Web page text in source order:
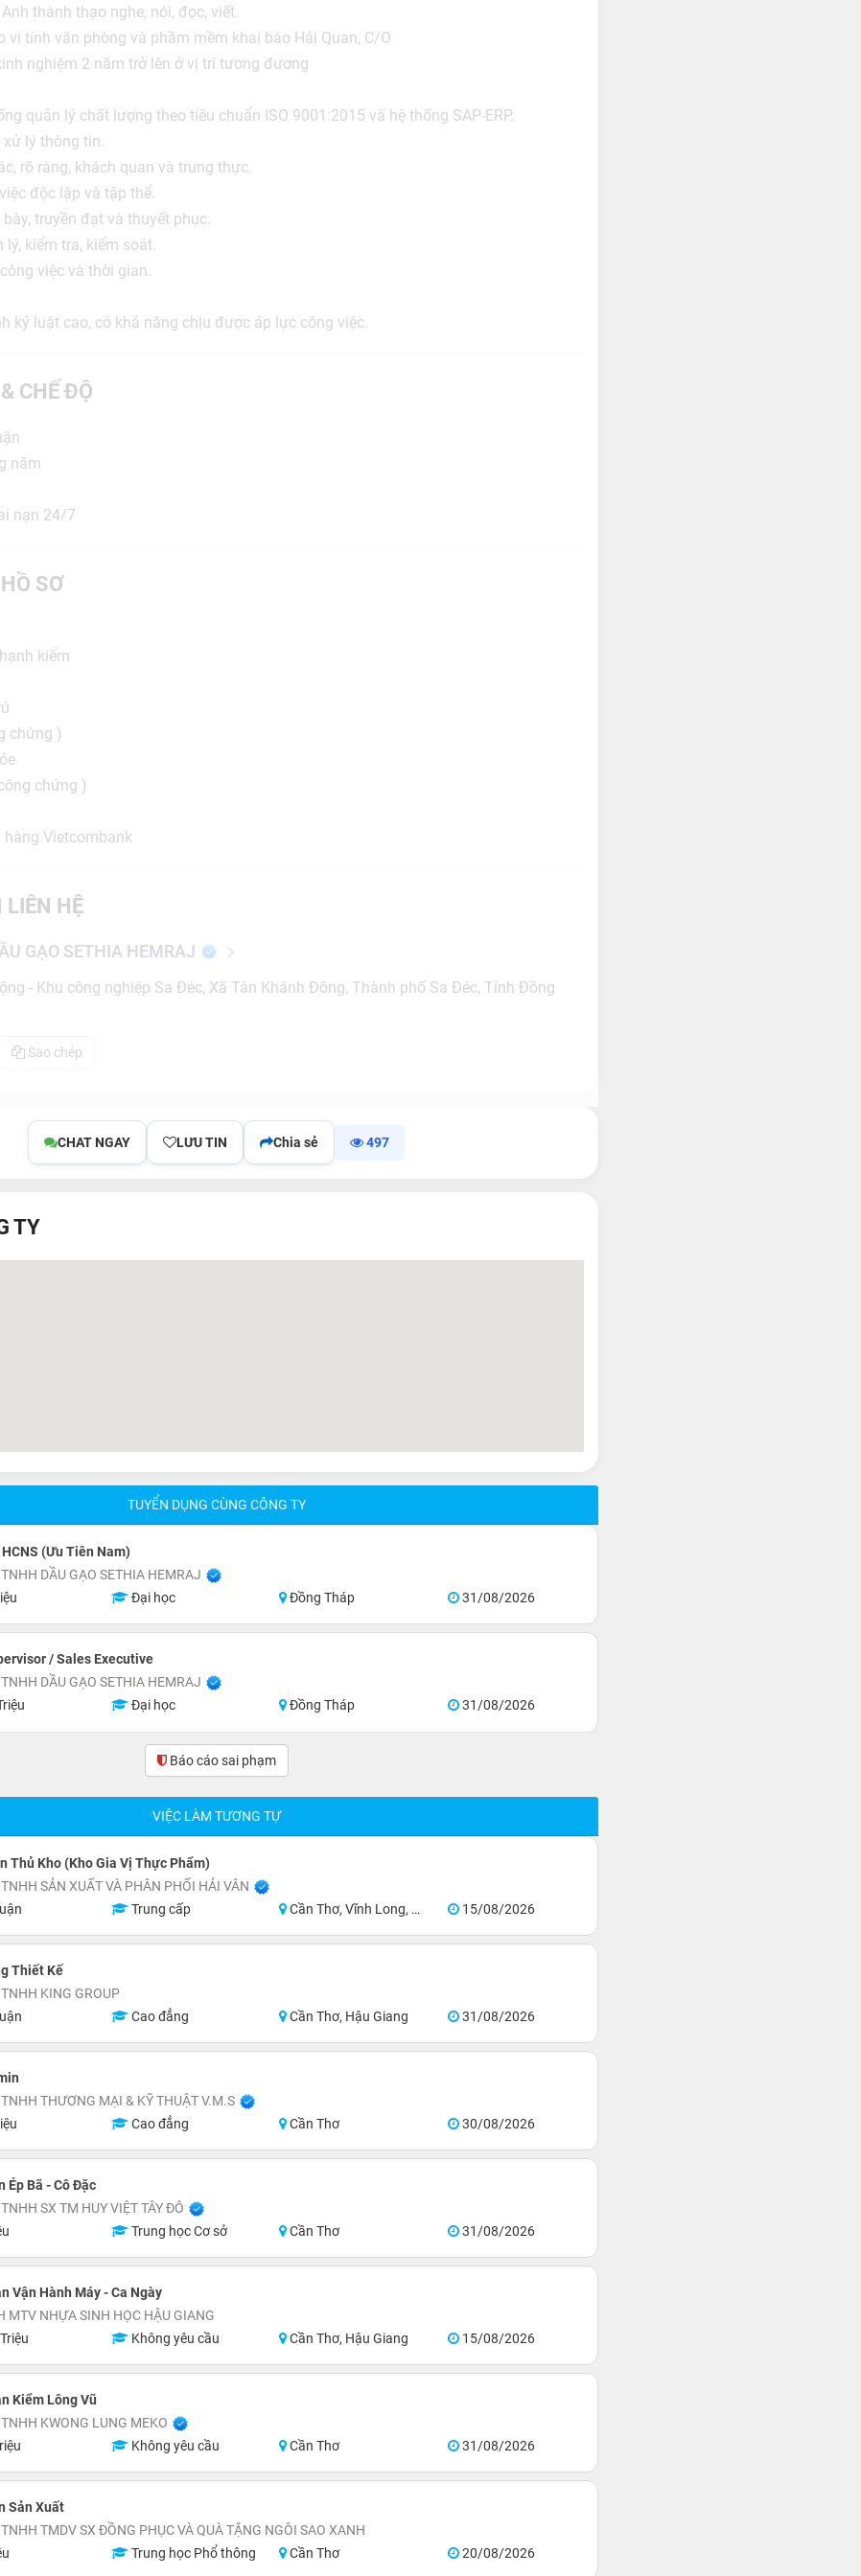
thành thạo nghe, nói, đọc, viết.
tính văn phòng và phầm mềm khai báo Hải Quan, C/O
nghiệm 2 năm trở lên ở vị trí tương đương
quản lý chất lượng theo tiêu chuẩn ISO 9001:2015 và hệ thống SAP-ERP.
lý thông tin.
rõ ràng, khách quan và trung thực.
độc lập và tập thể.
truyền đạt và thuyết phục.
kiểm tra, kiểm soát.
việc và thời gian.
kỷ luật cao, có khả năng chịu được áp lực công việc.
CHẾ ĐỘ
năm
nạn 24/7
SƠ
kiểm
chứng )
chứng )
hàng Vietcombank
LIÊN HỆ
GẠO SETHIA HEMRAJ
- Khu công nghiệp Sa Đéc, Xã Tân Khánh Đông, Thành phố Sa Đéc, Tỉnh Đồng
Sao chép
CHAT NGAY LƯU TIN Chia sẻ 497
TY
TUYỂN DỤNG CÙNG CÔNG TY
(Ưu Tiên Nam)
DẦU GẠO SETHIA HEMRAJ
Đại học Đồng Tháp 31/08/2026
/ Sales Executive
DẦU GẠO SETHIA HEMRAJ
Đại học Đồng Tháp 31/08/2026
Báo cáo sai phạm(0)
VIỆC LÀM TƯƠNG TỰ
Thủ Kho (Kho Gia Vị Thực Phẩm)
SẢN XUẤT VÀ PHÂN PHỐI HẢI VÂN
Trung cấp Cần Thơ, Vĩnh Long, An Giang, Kiên Giang, Đồng Tháp, Hậu Giang 15/08/2026
Thiết Kế
KING GROUP
Cao đẳng Cần Thơ, Hậu Giang 31/08/2026
THƯƠNG MẠI & KỸ THUẬT V.M.S
Cao đẳng Cần Thơ 30/08/2026
Ép Bã - Cô Đặc
SX TM HUY VIỆT TÂY ĐÔ
Trung học Cơ sở Cần Thơ 31/08/2026
Vận Hành Máy - Ca Ngày
MTV NHỰA SINH HỌC HẬU GIANG
Không yêu cầu Cần Thơ, Hậu Giang 15/08/2026
Kiểm Lông Vũ
KWONG LUNG MEKO
Không yêu cầu Cần Thơ 31/08/2026
Sản Xuất
TMDV SX ĐỒNG PHỤC VÀ QUÀ TẶNG NGÔI SAO XANH
Trung học Phổ thông Cần Thơ 20/08/2026